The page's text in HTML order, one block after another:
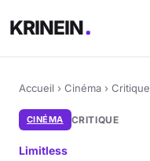
KRINEIN
Accueil › Cinéma › Critique
CINÉMA CRITIQUE
Limitless